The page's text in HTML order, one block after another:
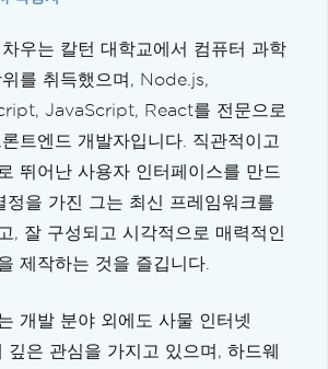
우는 칼턴 대학교에서 컴퓨터 과학
를 취득했으며, Node.js,
JavaScript, React를 전문으로
트엔드 개발자입니다. 직관적이고
뛰어난 사용자 인터페이스를 만드
정을 가진 그는 최신 프레임워크를
, 잘 구성되고 시각적으로 매력적인
제작하는 것을 즐깁니다.
개발 분야 외에도 사물 인터넷
깊은 관심을 가지고 있으며, 하드웨